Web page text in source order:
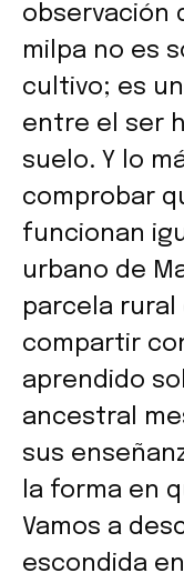
observación
milpa no es
cultivo; es
entre el ser
suelo. Y lo
comprobar
funcionan
urbano de
parcela rural
compartir
aprendido
ancestral
sus
la forma en
Vamos a
escondida